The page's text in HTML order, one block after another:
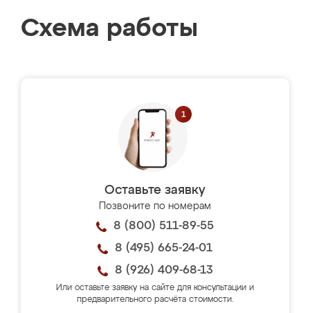
Схема работы
Оставьте заявку
Позвоните по номерам
8 (800) 511-89-55
8 (495) 665-24-01
8 (926) 409-68-13
Или оставьте заявку на сайте для консультации и
предварительного расчёта стоимости.